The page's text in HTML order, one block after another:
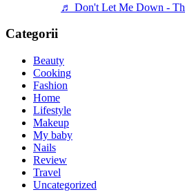
♬ Don't Let Me Down -
Categorii
Beauty
Cooking
Fashion
Home
Lifestyle
Makeup
My baby
Nails
Review
Travel
Uncategorized